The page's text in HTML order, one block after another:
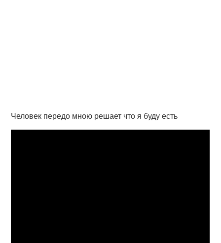
Человек передо мною решает что я буду есть